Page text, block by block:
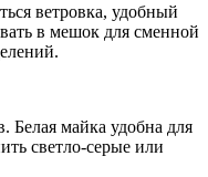
ветровка, удобный
в мешок для сменной
Белая майка удобна для
светло-серые или